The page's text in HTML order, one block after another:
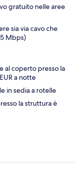
gratuito nelle aree
sia via cavo che
Mbps)
al coperto presso la
a notte
in sedia a rotelle
la struttura è